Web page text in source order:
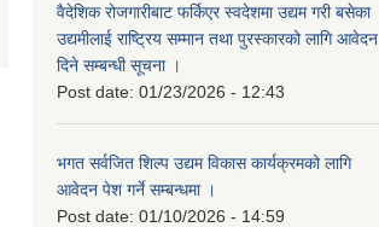
वैदेशिक रोजगारीबाट फर्किएर स्वदेशमा उद्यम गरी बसेका
उद्यमीलाई राष्ट्रिय सम्मान तथा पुरस्कारको लागि आवेदन
दिने सम्बन्धी सूचना ।
Post date: 01/23/2026 - 12:43
भगत सर्वजित शिल्प उद्यम विकास कार्यक्रमको लागि
आवेदन पेश गर्ने सम्बन्धमा ।
Post date: 01/10/2026 - 14:59